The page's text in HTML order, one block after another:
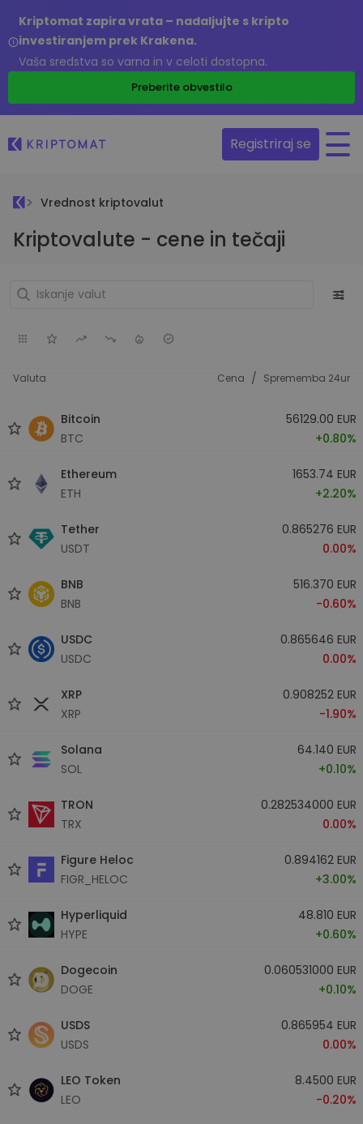
Kriptomat zapira vrata – nadaljujte s kripto
investiranjem prek Krakena.
Vaša sredstva so varna in v celoti dostopna.
Preberite obvestilo
Registriraj se
Vrednost kriptovalut
Kriptovalute - cene in tečaji
Valuta Cena / Sprememba 24ur
Bitcoin
BTC
56129.00 EUR
+0.80%
Ethereum
ETH
1653.74 EUR
+2.20%
Tether
USDT
0.865276 EUR
0.00%
BNB
BNB
516.370 EUR
-0.60%
USDC
USDC
0.865646 EUR
0.00%
XRP
XRP
0.908252 EUR
-1.90%
Solana
SOL
64.140 EUR
+0.10%
TRON
TRX
0.282534000 EUR
0.00%
Figure Heloc
FIGR_HELOC
0.894162 EUR
+3.00%
Hyperliquid
HYPE
48.810 EUR
+0.60%
Dogecoin
DOGE
0.060531000 EUR
+0.10%
USDS
USDS
0.865954 EUR
0.00%
LEO Token
LEO
8.4500 EUR
-0.20%